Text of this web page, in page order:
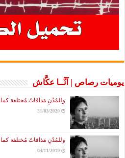
يوميات رصاص | آنَّــا عكَّاش
وللمُدُنِ مَذاقاتٌ مُختلفة كما
31/03/2020
وللمُدُنِ مَذاقاتٌ مُختلفة كما
03/11/2019